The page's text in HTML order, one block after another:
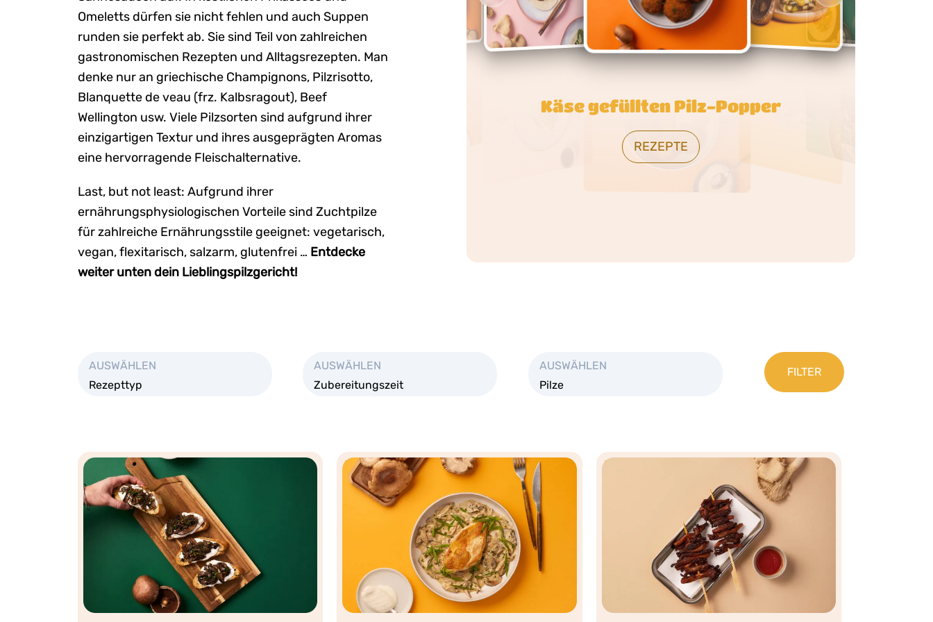
Omeletts dürfen sie nicht fehlen und auch Suppen
runden sie perfekt ab. Sie sind Teil von zahlreichen
gastronomischen Rezepten und Alltagsrezepten. Man
denke nur an griechische Champignons, Pilzrisotto,
Blanquette de veau (frz. Kalbsragout), Beef
Wellington usw. Viele Pilzsorten sind aufgrund ihrer
einzigartigen Textur und ihres ausgeprägten Aromas
eine hervorragende Fleischalternative.
Last, but not least: Aufgrund ihrer
ernährungsphysiologischen Vorteile sind Zuchtpilze
für zahlreiche Ernährungsstile geeignet: vegetarisch,
vegan, flexitarisch, salzarm, glutenfrei … Entdecke
weiter unten dein Lieblingspilzgericht!
Cremiges Pilz-Orzo mit brauner
Butter
REZEPTE
AUSWÄHLEN
Rezepttyp
AUSWÄHLEN
Zubereitungszeit
AUSWÄHLEN
Pilze